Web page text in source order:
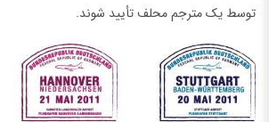
توسط یک مترجم محلف تأیید شوند.